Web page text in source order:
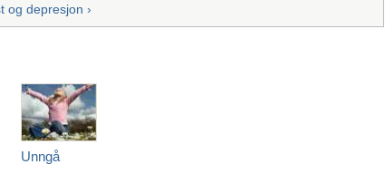
og depresjon ›
Unngå